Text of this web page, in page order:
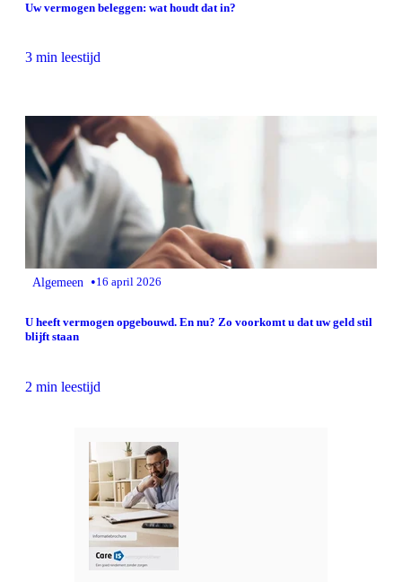
Uw vermogen beleggen: wat houdt dat in?
3 min leestijd
Algemeen •16 april 2026
U heeft vermogen opgebouwd. En nu? Zo voorkomt u dat uw geld stil
blijft staan
2 min leestijd